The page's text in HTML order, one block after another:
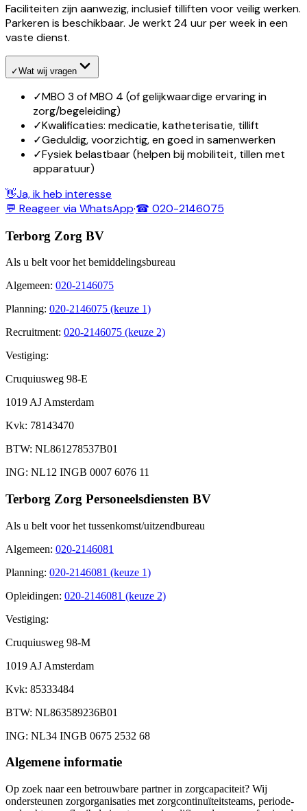
Faciliteiten zijn aanwezig, inclusief tilliften voor veilig werken.
Parkeren is beschikbaar. Je werkt 24 uur per week in een
vaste dienst.
✓Wat wij vragen
✓MBO 3 of MBO 4 (of gelijkwaardige ervaring in
zorg/begeleiding)
✓Kwalificaties: medicatie, katheterisatie, tillift
✓Geduldig, voorzichtig, en goed in samenwerken
✓Fysiek belastbaar (helpen bij mobiliteit, tillen met
apparatuur)
👋Ja, ik heb interesse
💬 Reageer via WhatsApp·☎ 020-2146075
Terborg Zorg BV
Als u belt voor het bemiddelingsbureau
Algemeen: 020-2146075
Planning: 020-2146075 (keuze 1)
Recruitment: 020-2146075 (keuze 2)
Vestiging:
Cruquiusweg 98-E
1019 AJ Amsterdam
Kvk: 78143470
BTW: NL861278537B01
ING: NL12 INGB 0007 6076 11
Terborg Zorg Personeelsdiensten BV
Als u belt voor het tussenkomst/uitzendbureau
Algemeen: 020-2146081
Planning: 020-2146081 (keuze 1)
Opleidingen: 020-2146081 (keuze 2)
Vestiging:
Cruquiusweg 98-M
1019 AJ Amsterdam
Kvk: 85333484
BTW: NL863589236B01
ING: NL34 INGB 0675 2532 68
Algemene informatie
Op zoek naar een betrouwbare partner in zorgcapaciteit? Wij
ondersteunen zorgorganisaties met zorgcontinuïteitsteams, periode-